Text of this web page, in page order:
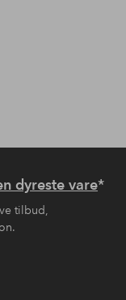
dyreste vare*
tilbud,